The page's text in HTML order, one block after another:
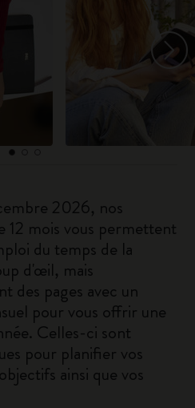
2026, nos
12 mois vous permettent
du temps de la
d'œil, mais
des pages avec un
pour vous offrir une
Celles-ci sont
pour planifier vos
ainsi que vos